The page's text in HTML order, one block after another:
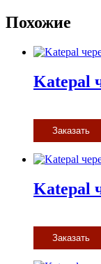
Похожие
Katepal
Заказать
Katepal
Заказать